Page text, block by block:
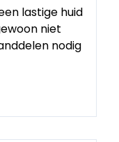
lastige huid
niet
nodig